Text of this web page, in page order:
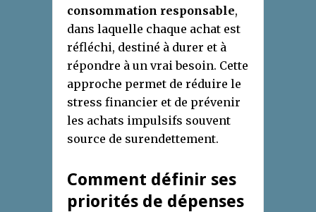
consommation responsable,
dans laquelle chaque achat est
réfléchi, destiné à durer et à
répondre à un vrai besoin. Cette
approche permet de réduire le
stress financier et de prévenir
les achats impulsifs souvent
source de surendettement.
Comment définir ses
priorités de dépenses